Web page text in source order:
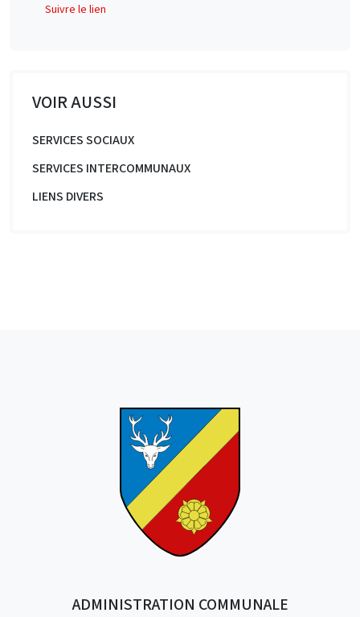
Suivre le lien
VOIR AUSSI
SERVICES SOCIAUX
SERVICES INTERCOMMUNAUX
LIENS DIVERS
ADMINISTRATION COMMUNALE